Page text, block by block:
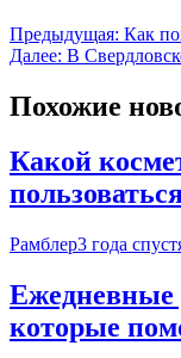
Предыдущая: Как
Далее: В
Похожие
Какой
Рамблер3 года
Ежедневные
которые